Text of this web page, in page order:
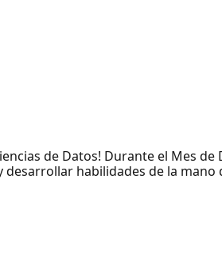
de Datos! Durante el Mes
habilidades de la mano